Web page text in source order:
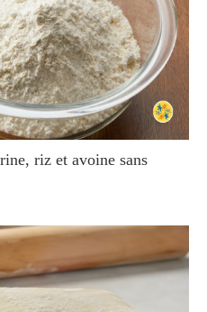
riz et avoine sans